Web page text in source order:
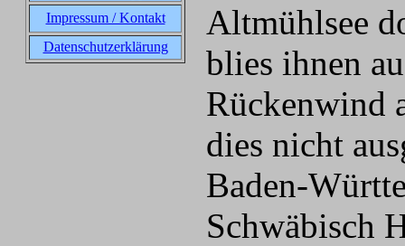
Impressum / Kontakt
Datenschutzerklärung
Altmühlsee
blies ihnen
Rückenwind
dies nicht
Baden-
Schwäbisch